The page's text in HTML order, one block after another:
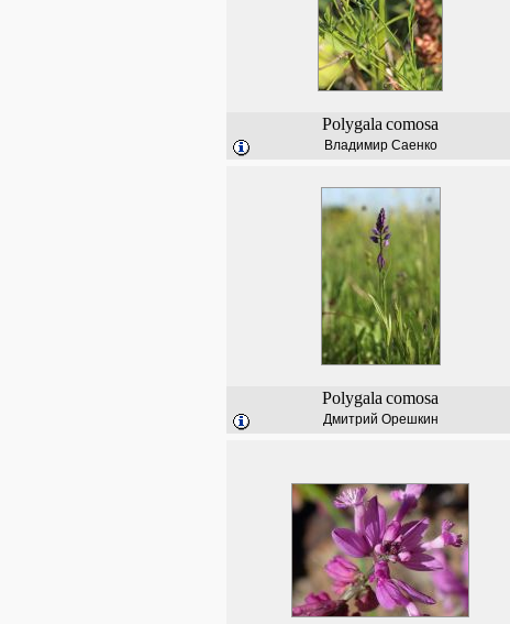
Polygala comosa
Владимир Саенко
Polygala comosa
Дмитрий Орешкин